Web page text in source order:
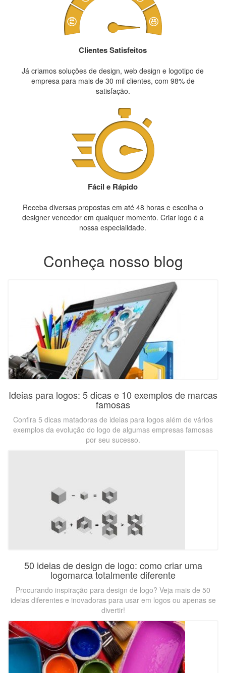
Clientes Satisfeitos
Já criamos soluções de design, web design e logotipo de
empresa para mais de 30 mil clientes, com 98% de
satisfação.
Fácil e Rápido
Receba diversas propostas em até 48 horas e escolha o
designer vencedor em qualquer momento. Criar logo é a
nossa especialidade.
Conheça nosso blog
Ideias para logos: 5 dicas e 10 exemplos de marcas
famosas
Confira 5 dicas matadoras de ideias para logos além de vários
exemplos da evolução do logo de algumas empresas famosas
por seu sucesso.
50 ideias de design de logo: como criar uma
logomarca totalmente diferente
Procurando inspiração para design de logo? Veja mais de 50
ideias diferentes e inovadoras para usar em logos ou apenas se
divertir!